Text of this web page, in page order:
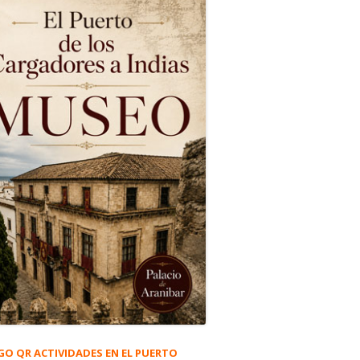
QR ACTIVIDADES EN EL PUERTO